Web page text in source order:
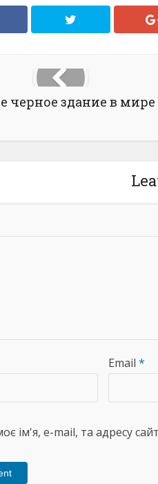
черное здание в мире
Email *
ім'я, e-mail, та адресу